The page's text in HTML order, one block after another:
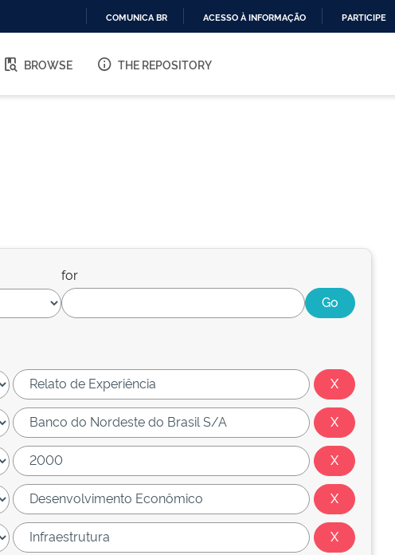
O
COMUNICA BR ACESSO À INFORMAÇÃO PARTICIPE
BROWSE THE REPOSITORY
for